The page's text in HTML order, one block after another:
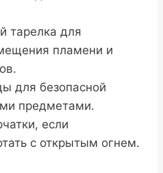
тарелка для
пламени и
для безопасной
предметами.
если
с открытым огнем.